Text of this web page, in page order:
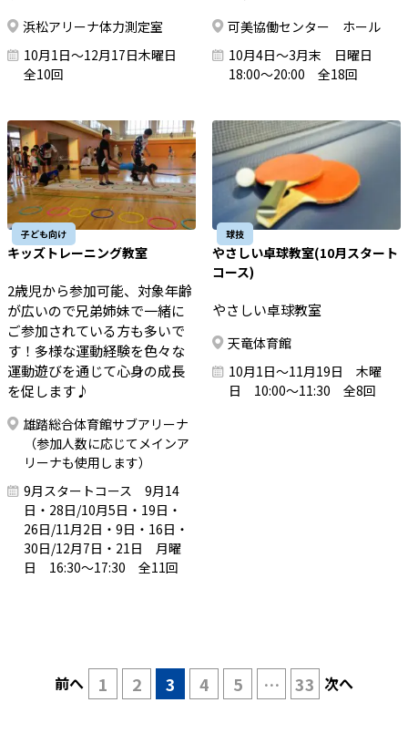
浜松アリーナ体力測定室
10月1日～12月17日木曜日
全10回
可美協働センター ホール
10月4日～3月末 日曜日
18:00～20:00 全18回
子ども向け
キッズトレーニング教室
2歳児から参加可能、対象年齢
が広いので兄弟姉妹で一緒に
ご参加されている方も多いで
す！多様な運動経験を色々な
運動遊びを通じて心身の成長
を促します♪
雄踏総合体育館サブアリーナ
（参加人数に応じてメインア
リーナも使用します）
9月スタートコース 9月14
日・28日/10月5日・19日・
26日/11月2日・9日・16日・
30日/12月7日・21日 月曜
日 16:30～17:30 全11回
球技
やさしい卓球教室(10月スタート
コース)
やさしい卓球教室
天竜体育館
10月1日～11月19日 木曜
日 10:00～11:30 全8回
前へ 1 2 3 4 5 … 33 次へ